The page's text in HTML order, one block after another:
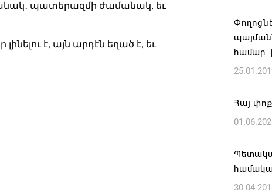
պատերազմի ժամանակ, եւ
լինելու է, այն արդէն եղած է, եւ
TRIP
ամոթի
Հայ